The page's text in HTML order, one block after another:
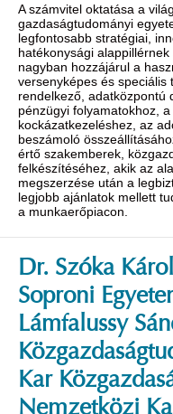
A számvitel oktatása a
gazdaságtudományi
legfontosabb stratégiai,
hatékonysági
nagyban hozzájárul a
versenyképes és speciális
rendelkező, adatközpontú
pénzügyi folyamatokhoz, a
kockázatkezeléshez, az
beszámoló
értő szakemberek,
felkészítéséhez, akik az
megszerzése után a
legjobb ajánlatok mellett
a munkaerőpiacon.
Dr. Szóka
Soproni
Lámfalussy
Kar
Nemzetközi